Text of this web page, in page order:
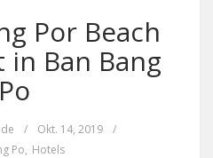
Por Beach
Ban Bang
Po
/ Okt. 14, 2019
/
Po, Hotels